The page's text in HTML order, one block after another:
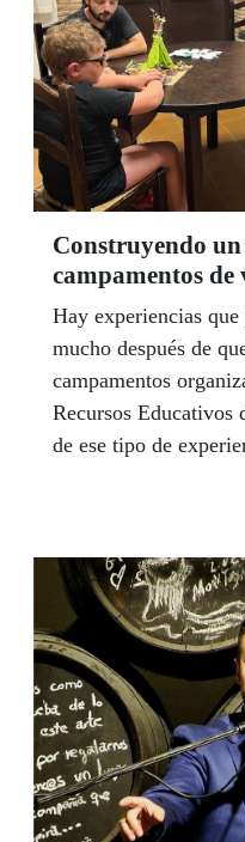
Construyendo
campamentos de
Hay experiencias
mucho después de
campamentos
Recursos Educativos
de ese tipo de
en un entorno
tradición que
relaciones sociales
con ansia cada año
sus amigos.